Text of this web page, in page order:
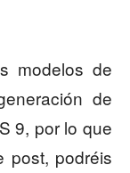
modelos de
de
9, por lo que
post, podréis